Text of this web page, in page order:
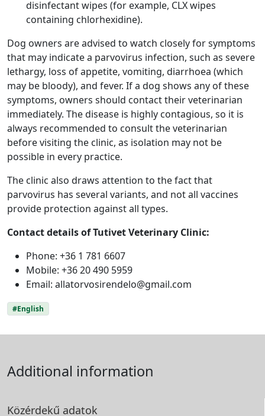
disinfectant wipes (for example, CLX wipes
containing chlorhexidine).
Dog owners are advised to watch closely for symptoms
that may indicate a parvovirus infection, such as severe
lethargy, loss of appetite, vomiting, diarrhoea (which
may be bloody), and fever. If a dog shows any of these
symptoms, owners should contact their veterinarian
immediately. The disease is highly contagious, so it is
always recommended to consult the veterinarian
before visiting the clinic, as isolation may not be
possible in every practice.
The clinic also draws attention to the fact that
parvovirus has several variants, and not all vaccines
provide protection against all types.
Contact details of Tutivet Veterinary Clinic:
Phone: +36 1 781 6607
Mobile: +36 20 490 5959
Email: allatorvosirendelo@gmail.com
#English
Additional information
Közérdekű adatok